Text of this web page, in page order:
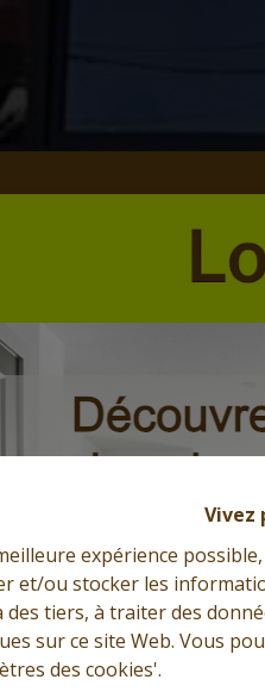
Vivez
expérience
et/ou stocker les
tiers, à traiter des
sur ce site Web. Vous
des cookies'.